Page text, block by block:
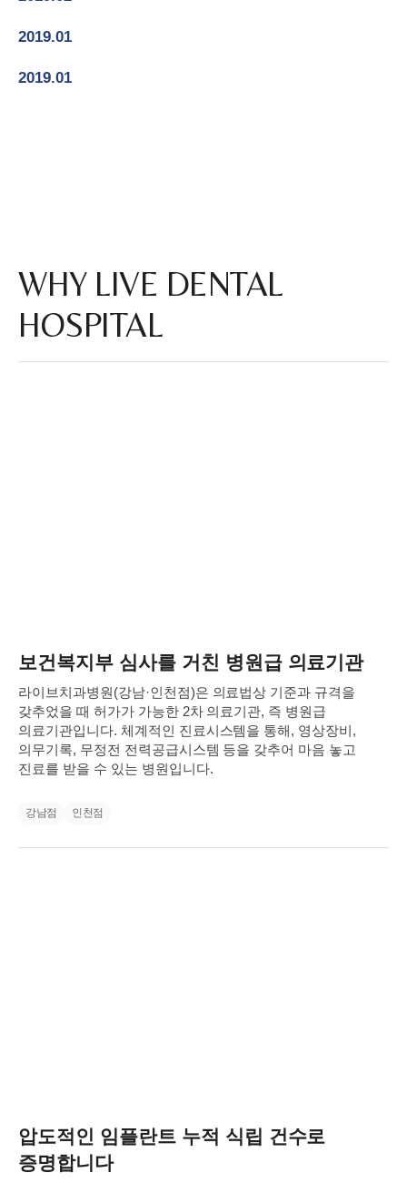
2019.01
2019.01
WHY LIVE DENTAL
HOSPITAL
보건복지부 심사를 거친 병원급 의료기관
라이브치과병원(강남·인천점)은 의료법상 기준과 규격을
갖추었을 때 허가가 가능한 2차 의료기관, 즉 병원급
의료기관입니다. 체계적인 진료시스템을 통해, 영상장비,
의무기록, 무정전 전력공급시스템 등을 갖추어 마음 놓고
진료를 받을 수 있는 병원입니다.
강남점 인천점
압도적인 임플란트 누적 식립 건수로
증명합니다